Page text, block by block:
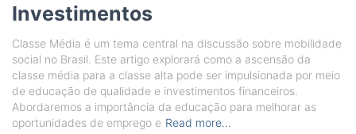
Investimentos
Classe Média é um tema central na discussão sobre mobilidade
social no Brasil. Este artigo explorará como a ascensão da
classe média para a classe alta pode ser impulsionada por meio
de educação de qualidade e investimentos financeiros.
Abordaremos a importância da educação para melhorar as
oportunidades de emprego e Read more…